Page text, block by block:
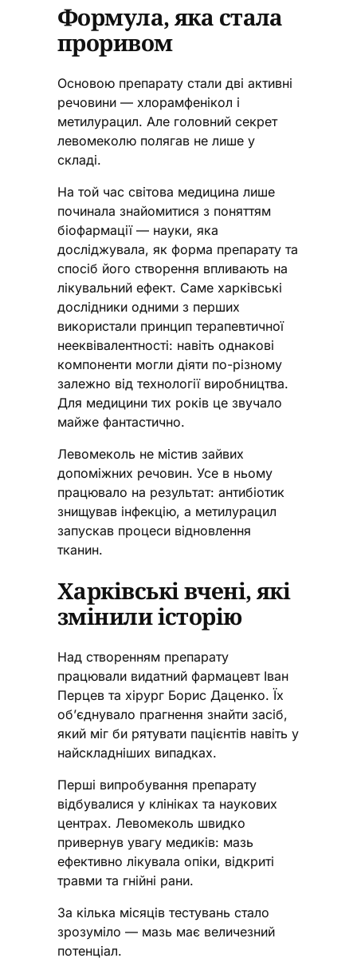
Формула, яка стала
проривом
Основою препарату стали дві активні
речовини — хлорамфенікол і
метилурацил. Але головний секрет
левомеколю полягав не лише у
складі.
На той час світова медицина лише
починала знайомитися з поняттям
біофармації — науки, яка
досліджувала, як форма препарату та
спосіб його створення впливають на
лікувальний ефект. Саме харківські
дослідники одними з перших
використали принцип терапевтичної
нееквівалентності: навіть однакові
компоненти могли діяти по-різному
залежно від технології виробництва.
Для медицини тих років це звучало
майже фантастично.
Левомеколь не містив зайвих
допоміжних речовин. Усе в ньому
працювало на результат: антибіотик
знищував інфекцію, а метилурацил
запускав процеси відновлення
тканин.
Харківські вчені, які
змінили історію
Над створенням препарату
працювали видатний фармацевт Іван
Перцев та хірург Борис Даценко. Їх
об’єднувало прагнення знайти засіб,
який міг би рятувати пацієнтів навіть у
найскладніших випадках.
Перші випробування препарату
відбувалися у клініках та наукових
центрах. Левомеколь швидко
привернув увагу медиків: мазь
ефективно лікувала опіки, відкриті
травми та гнійні рани.
За кілька місяців тестувань стало
зрозуміло — мазь має величезний
потенціал.